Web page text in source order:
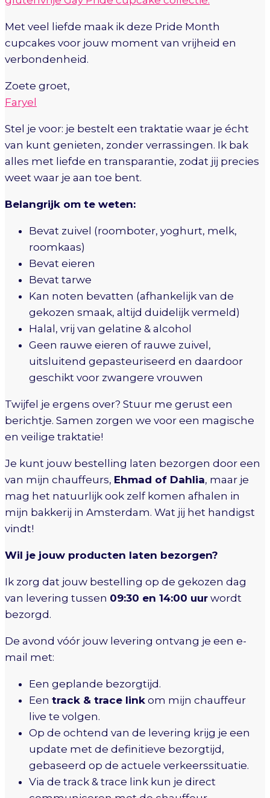
Met veel liefde maak ik deze Pride Month
cupcakes voor jouw moment van vrijheid en
verbondenheid.
Zoete groet,
Faryel
Stel je voor: je bestelt een traktatie waar je écht
van kunt genieten, zonder verrassingen. Ik bak
alles met liefde en transparantie, zodat jij precies
weet waar je aan toe bent.
Belangrijk om te weten:
Bevat zuivel (roomboter, yoghurt, melk,
roomkaas)
Bevat eieren
Bevat tarwe
Kan noten bevatten (afhankelijk van de
gekozen smaak, altijd duidelijk vermeld)
Halal, vrij van gelatine & alcohol
Geen rauwe eieren of rauwe zuivel,
uitsluitend gepasteuriseerd en daardoor
geschikt voor zwangere vrouwen
Twijfel je ergens over? Stuur me gerust een
berichtje. Samen zorgen we voor een magische
en veilige traktatie!
Je kunt jouw bestelling laten bezorgen door een
van mijn chauffeurs, Ehmad of Dahlia, maar je
mag het natuurlijk ook zelf komen afhalen in
mijn bakkerij in Amsterdam. Wat jij het handigst
vindt!
Wil je jouw producten laten bezorgen?
Ik zorg dat jouw bestelling op de gekozen dag
van levering tussen 09:30 en 14:00 uur wordt
bezorgd.
De avond vóór jouw levering ontvang je een e-
mail met:
Een geplande bezorgtijd.
Een track & trace link om mijn chauffeur
live te volgen.
Op de ochtend van de levering krijg je een
update met de definitieve bezorgtijd,
gebaseerd op de actuele verkeerssituatie.
Via de track & trace link kun je direct